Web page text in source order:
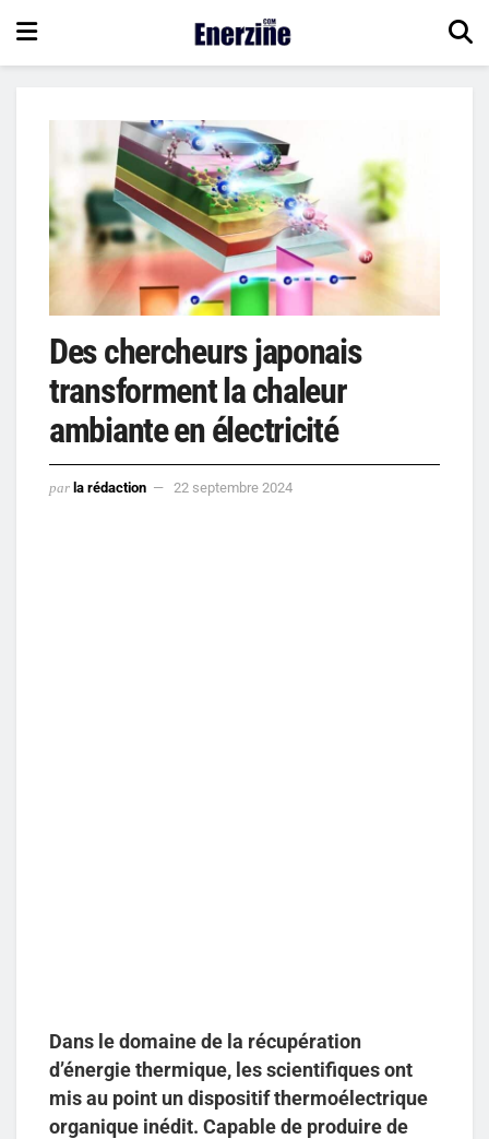
Des chercheurs japonais
transforment la chaleur
ambiante en électricité
par la rédaction 22 septembre 2024
Dans le domaine de la récupération
d’énergie thermique, les scientifiques ont
mis au point un dispositif thermoélectrique
organique inédit. Capable de produire de